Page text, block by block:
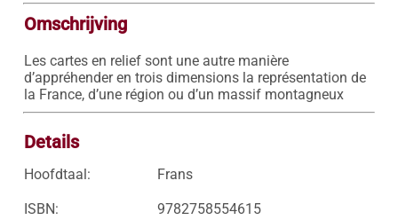
Omschrijving
Les cartes en relief sont une autre manière
d’appréhender en trois dimensions la représentation de
la France, d’une région ou d’un massif montagneux
Details
Hoofdtaal: Frans
ISBN: 9782758554615